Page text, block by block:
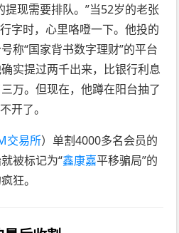
提现需要排队。”当52岁的老张
字时，心里咯噔一下。他投的
称“国家背书数字理财”的平台
实提过两千出来，比银行利息
万。但现在，他蹲在阳台抽了
开了。
交易所）单割4000多名会员的
被标记为“鑫康嘉平移骗局”的
狂。